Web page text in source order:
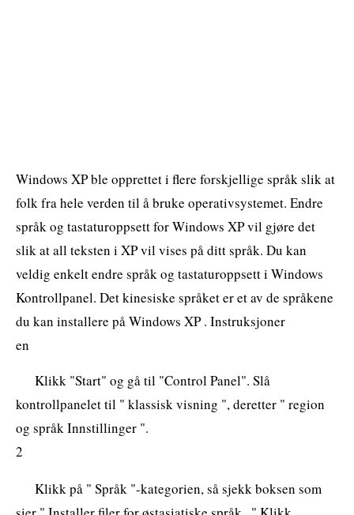
Windows XP ble opprettet i flere forskjellige språk slik at
folk fra hele verden til å bruke operativsystemet. Endre
språk og tastaturoppsett for Windows XP vil gjøre det
slik at all teksten i XP vil vises på ditt språk. Du kan
veldig enkelt endre språk og tastaturoppsett i Windows
Kontrollpanel. Det kinesiske språket er et av de språkene
du kan installere på Windows XP . Instruksjoner
en
Klikk "Start" og gå til "Control Panel". Slå
kontrollpanelet til " klassisk visning ", deretter " region
og språk Innstillinger ".
2
Klikk på " Språk "-kategorien, så sjekk boksen som